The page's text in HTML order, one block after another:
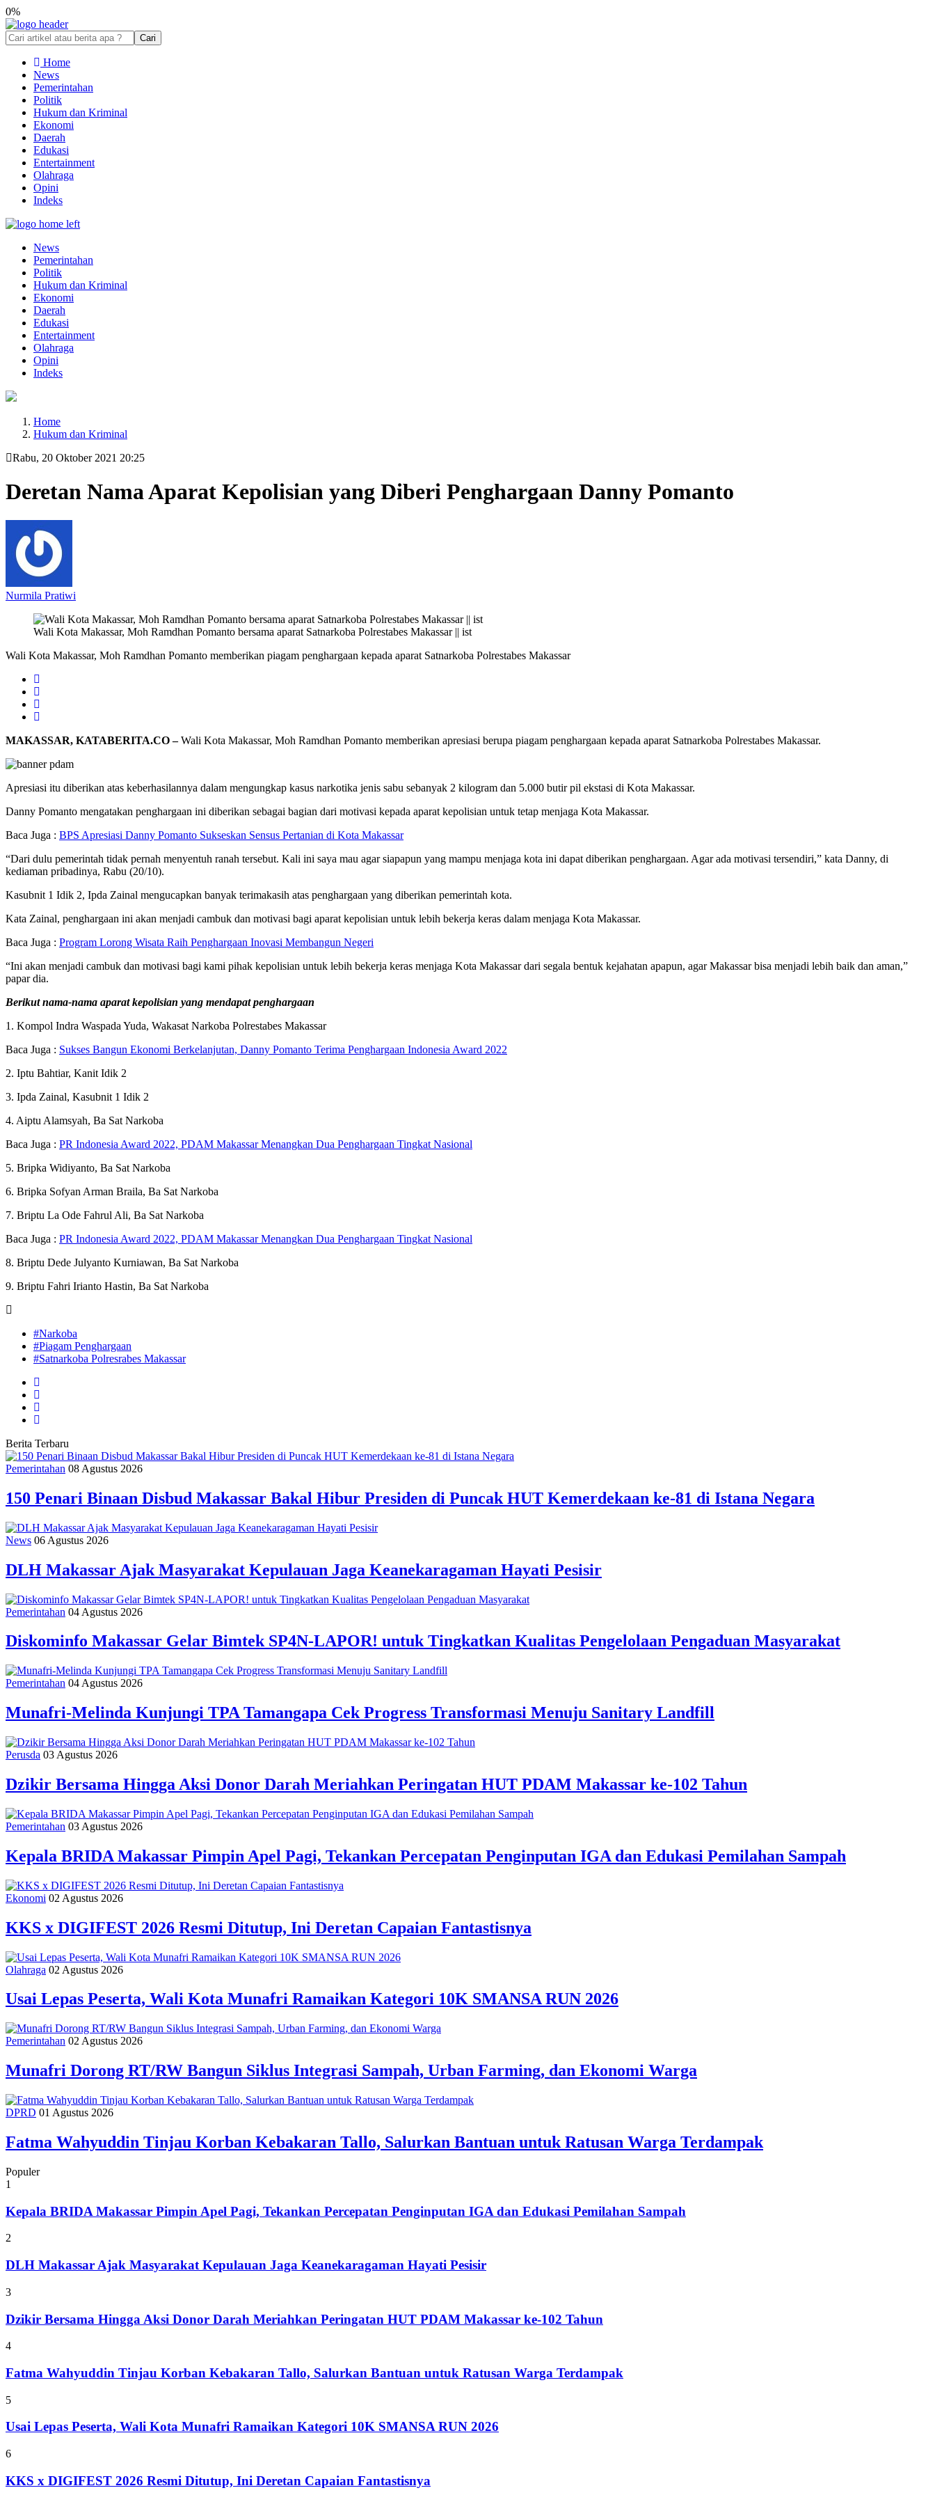
0%
Cari
Home
News
Pemerintahan
Politik
Hukum dan Kriminal
Ekonomi
Daerah
Edukasi
Entertainment
Olahraga
Opini
Indeks
News
Pemerintahan
Politik
Hukum dan Kriminal
Ekonomi
Daerah
Edukasi
Entertainment
Olahraga
Opini
Indeks
Home
Hukum dan Kriminal
Rabu, 20 Oktober 2021 20:25
Deretan Nama Aparat Kepolisian yang Diberi Penghargaan Danny Pomanto
Nurmila Pratiwi
Wali Kota Makassar, Moh Ramdhan Pomanto bersama aparat Satnarkoba Polrestabes Makassar || ist
Wali Kota Makassar, Moh Ramdhan Pomanto memberikan piagam penghargaan kepada aparat Satnarkoba Polrestabes Makassar
MAKASSAR, KATABERITA.CO –Wali Kota Makassar, Moh Ramdhan Pomanto memberikan apresiasi berupa piagam penghargaan kepada aparat Satnarkoba Polrestabes Makassar.
Apresiasi itu diberikan atas keberhasilannya dalam mengungkap kasus narkotika jenis sabu sebanyak 2 kilogram dan 5.000 butir pil ekstasi di Kota Makassar.
Danny Pomanto mengatakan penghargaan ini diberikan sebagai bagian dari motivasi kepada aparat kepolisian untuk tetap menjaga Kota Makassar.
Baca Juga : BPS Apresiasi Danny Pomanto Sukseskan Sensus Pertanian di Kota Makassar
“Dari dulu pemerintah tidak pernah menyentuh ranah tersebut. Kali ini saya mau agar siapapun yang mampu menjaga kota ini dapat diberikan penghargaan. Agar ada motivasi tersendiri,” kata Danny, di
kediaman pribadinya, Rabu (20/10).
Kasubnit 1 Idik 2, Ipda Zainal mengucapkan banyak terimakasih atas penghargaan yang diberikan pemerintah kota.
Kata Zainal, penghargaan ini akan menjadi cambuk dan motivasi bagi aparat kepolisian untuk lebih bekerja keras dalam menjaga Kota Makassar.
Baca Juga : Program Lorong Wisata Raih Penghargaan Inovasi Membangun Negeri
“Ini akan menjadi cambuk dan motivasi bagi kami pihak kepolisian untuk lebih bekerja keras menjaga Kota Makassar dari segala bentuk kejahatan apapun, agar Makassar bisa menjadi lebih baik dan aman,”
papar dia.
Berikut nama-nama aparat kepolisian yang mendapat penghargaan
1. Kompol Indra Waspada Yuda, Wakasat Narkoba Polrestabes Makassar
Baca Juga : Sukses Bangun Ekonomi Berkelanjutan, Danny Pomanto Terima Penghargaan Indonesia Award 2022
2. Iptu Bahtiar, Kanit Idik 2
3. Ipda Zainal, Kasubnit 1 Idik 2
4. Aiptu Alamsyah, Ba Sat Narkoba
Baca Juga : PR Indonesia Award 2022, PDAM Makassar Menangkan Dua Penghargaan Tingkat Nasional
5. Bripka Widiyanto, Ba Sat Narkoba
6. Bripka Sofyan Arman Braila, Ba Sat Narkoba
7. Briptu La Ode Fahrul Ali, Ba Sat Narkoba
Baca Juga : PR Indonesia Award 2022, PDAM Makassar Menangkan Dua Penghargaan Tingkat Nasional
8. Briptu Dede Julyanto Kurniawan, Ba Sat Narkoba
9. Briptu Fahri Irianto Hastin, Ba Sat Narkoba
#Narkoba
#Piagam Penghargaan
#Satnarkoba Polresrabes Makassar
Berita Terbaru
Pemerintahan 08 Agustus 2026
150 Penari Binaan Disbud Makassar Bakal Hibur Presiden di Puncak HUT Kemerdekaan ke-81 di Istana Negara
News 06 Agustus 2026
DLH Makassar Ajak Masyarakat Kepulauan Jaga Keanekaragaman Hayati Pesisir
Pemerintahan 04 Agustus 2026
Diskominfo Makassar Gelar Bimtek SP4N-LAPOR! untuk Tingkatkan Kualitas Pengelolaan Pengaduan Masyarakat
Pemerintahan 04 Agustus 2026
Munafri-Melinda Kunjungi TPA Tamangapa Cek Progress Transformasi Menuju Sanitary Landfill
Perusda 03 Agustus 2026
Dzikir Bersama Hingga Aksi Donor Darah Meriahkan Peringatan HUT PDAM Makassar ke-102 Tahun
Pemerintahan 03 Agustus 2026
Kepala BRIDA Makassar Pimpin Apel Pagi, Tekankan Percepatan Penginputan IGA dan Edukasi Pemilahan Sampah
Ekonomi 02 Agustus 2026
KKS x DIGIFEST 2026 Resmi Ditutup, Ini Deretan Capaian Fantastisnya
Olahraga 02 Agustus 2026
Usai Lepas Peserta, Wali Kota Munafri Ramaikan Kategori 10K SMANSA RUN 2026
Pemerintahan 02 Agustus 2026
Munafri Dorong RT/RW Bangun Siklus Integrasi Sampah, Urban Farming, dan Ekonomi Warga
DPRD 01 Agustus 2026
Fatma Wahyuddin Tinjau Korban Kebakaran Tallo, Salurkan Bantuan untuk Ratusan Warga Terdampak
Populer
1
Kepala BRIDA Makassar Pimpin Apel Pagi, Tekankan Percepatan Penginputan IGA dan Edukasi Pemilahan Sampah
2
DLH Makassar Ajak Masyarakat Kepulauan Jaga Keanekaragaman Hayati Pesisir
3
Dzikir Bersama Hingga Aksi Donor Darah Meriahkan Peringatan HUT PDAM Makassar ke-102 Tahun
4
Fatma Wahyuddin Tinjau Korban Kebakaran Tallo, Salurkan Bantuan untuk Ratusan Warga Terdampak
5
Usai Lepas Peserta, Wali Kota Munafri Ramaikan Kategori 10K SMANSA RUN 2026
6
KKS x DIGIFEST 2026 Resmi Ditutup, Ini Deretan Capaian Fantastisnya